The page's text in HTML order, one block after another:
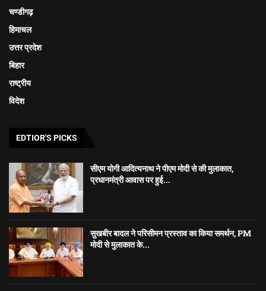
चण्डीगढ़
हिमाचल
उत्तर प्रदेश
बिहार
राष्ट्रीय
विदेश
EDTIOR'S PICKS
सीएम योगी आदित्यनाथ ने पीएम मोदी से की मुलाकात,
प्रधानमंत्री आवास पर हुई...
सुखबीर बादल ने परिसीमन प्रस्ताव का किया समर्थन, PM
मोदी से मुलाकात के...